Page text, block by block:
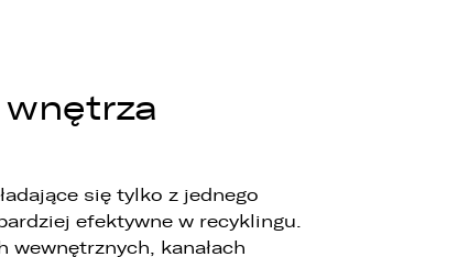
się tylko z jednego
efektywne w recyklingu.
wewnętrznych, kanałach